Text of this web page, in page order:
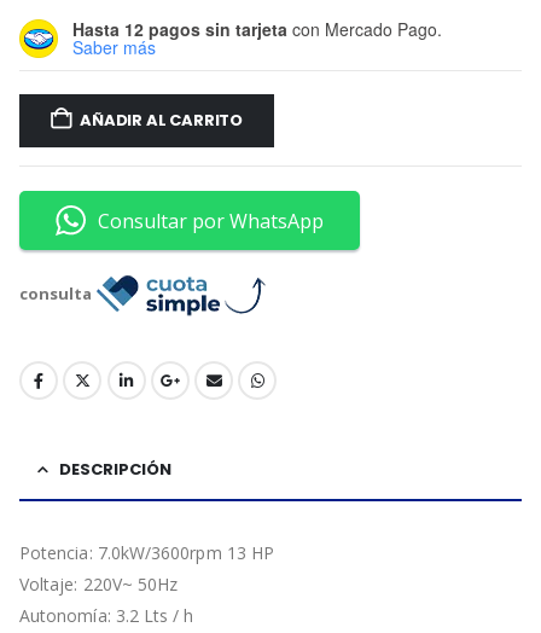
Hasta 12 pagos sin tarjeta con Mercado Pago.
Saber más
AÑADIR AL CARRITO
Consultar por WhatsApp
consulta
DESCRIPCIÓN
Potencia: 7.0kW/3600rpm 13 HP
Voltaje: 220V~ 50Hz
Autonomía: 3.2 Lts / h